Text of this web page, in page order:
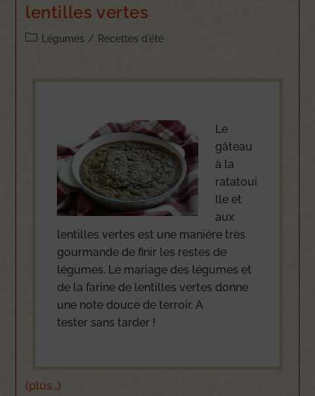
lentilles vertes
Légumes / Recettes d'été
Le
gâteau
à la
ratatoui
lle et
aux
lentilles vertes est une manière très
gourmande de finir les restes de
légumes. Le mariage des légumes et
de la farine de lentilles vertes donne
une note douce de terroir. A
tester sans tarder !
(plus…)